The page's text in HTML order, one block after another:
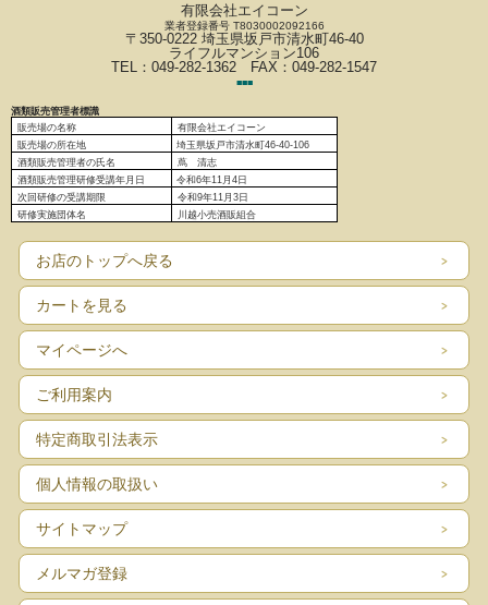
有限会社エイコーン
業者登録番号 T8030002092166
〒350-0222 埼玉県坂戸市清水町46-40
ライフルマンション106
TEL：049-282-1362 FAX：049-282-1547
■■■
酒類販売管理者標識
販売場の名称
有限会社エイコーン
販売場の所在地
埼玉県坂戸市清水町46-40-106
酒類販売管理者の氏名
蔦 清志
酒類販売管理研修受講年月日
令和6年11月4日
次回研修の受講期限
令和9年11月3日
研修実施団体名
川越小売酒販組合
お店のトップへ戻る
カートを見る
マイページへ
ご利用案内
特定商取引法表示
個人情報の取扱い
サイトマップ
メルマガ登録